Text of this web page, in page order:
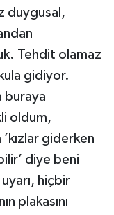
duygusal,
Tehdit olamaz
gidiyor.
buraya
oldum,
’kızlar giderken
diye beni
hiçbir
plakasını